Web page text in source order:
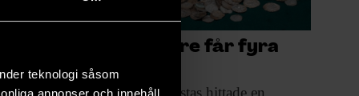
teknologi såsom
annonser och innehåll,
Skattfinnare får fyra
miljoner
Det par somi höstas hittade en